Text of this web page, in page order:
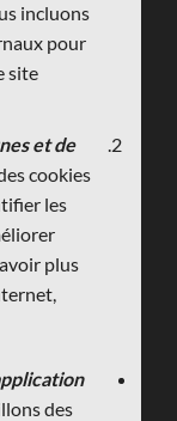
incluons
pour
site
et de
cookies
les
plus
des